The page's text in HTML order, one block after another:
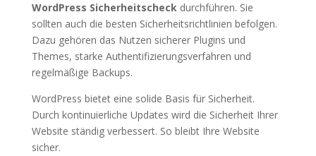
WordPress Sicherheitscheckdurchführen. Sie
sollten auch die besten Sicherheitsrichtlinien befolgen.
Dazu gehören das Nutzen sicherer Plugins und
Themes, starke Authentifizierungsverfahren und
regelmäßige Backups.
WordPress bietet eine solide Basis für Sicherheit.
Durch kontinuierliche Updates wird die Sicherheit Ihrer
Website ständig verbessert. So bleibt Ihre Website
sicher.